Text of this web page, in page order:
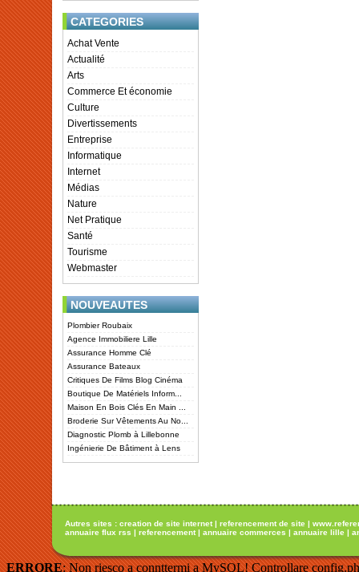
CATEGORIES
Achat Vente
Actualité
Arts
Commerce Et économie
Culture
Divertissements
Entreprise
Informatique
Internet
Médias
Nature
Net Pratique
Santé
Tourisme
Webmaster
NOUVEAUTES
Plombier Roubaix
Agence Immobiliere Lille
Assurance Homme Clé
Assurance Bateaux
Critiques De Films Blog Cinéma
Boutique De Matériels Inform...
Maison En Bois Clés En Main ...
Broderie Sur Vêtements Au No...
Diagnostic Plomb à Lillebonne
Ingénierie De Bâtiment à Lens
Autres sites : creation de site internet| referencement de site |
annuaire flux rss | referencement| annuaire commerces | annuaire lille |
ERRORE: Non riesco a connttermi a MySQL! Controllare